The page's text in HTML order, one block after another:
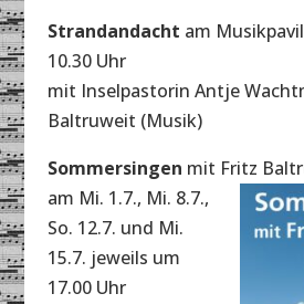
Strandandacht am
10.30 Uhr
mit Inselpastorin Antje
Baltruweit (Musik)
Sommersingen mit Fritz
am Mi. 1.7., Mi. 8.7.,
So. 12.7. und Mi.
15.7. jeweils um
17.00 Uhr